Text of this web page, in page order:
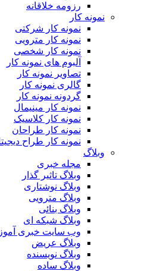
رزومه خلاقانه
نمونه کار
نمونه کار شرکتی
نمونه کار مترویی
نمونه کار شخصی
آلبوم های نمونه کار
تصاویر نمونه کار
گالری نمونه کار
گردونه نمونه کار
نمونه کار مینیمال
نمونه کار کلاسیک
نمونه کار طراحان
نمونه کار طراح
وبلاگ
مجله خبری
وبلاگ تاثیر گذار
وبلاگ نوشتاری
وبلاگ مترویی
وبلاگ بنائی
وبلاگ شبکه ای
وب سایت خبری
وبلاگ عریض
وبلاگ نویسنده
وبلاگ ساده